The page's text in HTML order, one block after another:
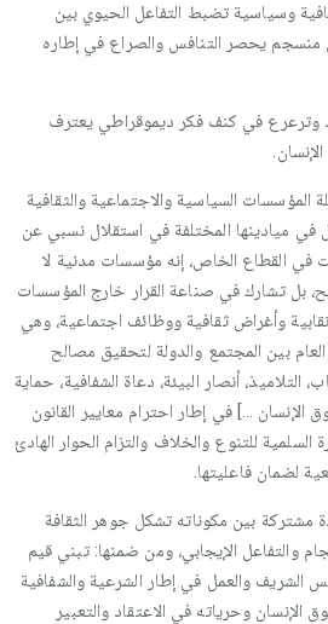
وسياسية تضبط التفاعل الحيوي بين
منسجم يحصر التنافس والصراع في إطاره
وترعرع في كنف فكر ديموقراطي يعترف
المؤسسات السياسية والاجتماعية والثقافية
في ميادينها المختلفة في استقلال نسبي عن
في القطاع الخاص، إنه مؤسسات مدنية لا
بل تشارك في صناعة القرار خارج المؤسسات
وأغراض ثقافية ووظائف اجتماعية، وهي
بين المجتمع والدولة لتحقيق مصالح
التلاميذ، أنصار البيئة، دعاة الشفافية، حماية
الإنسان …] في إطار احترام معايير القانون
السلمية للتنوع والخلاف والتزام الحوار الهادئ
لضمان فاعليتها.
بين مكوناته تشكل جوهر الثقافة
والتفاعل الإيجابي، ومن ضمنها: تبني قيم
الشريف والعمل في إطار الشرعية والشفافية
الإنسان وحرياته في الاعتقاد والتعبير